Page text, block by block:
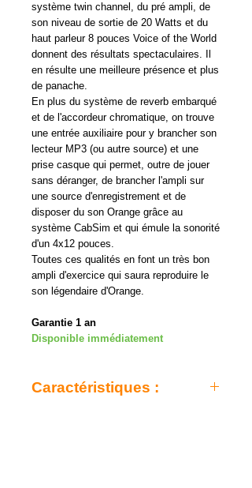
système twin channel, du pré ampli, de
son niveau de sortie de 20 Watts et du
haut parleur 8 pouces Voice of the World
donnent des résultats spectaculaires. Il
en résulte une meilleure présence et plus
de panache.
En plus du système de reverb embarqué
et de l'accordeur chromatique, on trouve
une entrée auxiliaire pour y brancher son
lecteur MP3 (ou autre source) et une
prise casque qui permet, outre de jouer
sans déranger, de brancher l'ampli sur
une source d'enregistrement et de
disposer du son Orange grâce au
système CabSim et qui émule la sonorité
d'un 4x12 pouces.
Toutes ces qualités en font un très bon
ampli d'exercice qui saura reproduire le
son légendaire d'Orange.
Garantie 1 an
Disponible immédiatement
Caractéristiques :